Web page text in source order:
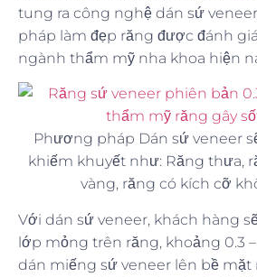
tung ra công nghệ dán sứ
pháp làm đẹp răng được đánh
ngành thẩm mỹ nha khoa hiện
Phương pháp Dán sứ veneer
khiếm khuyết như: Răng thưa,
vàng, răng có kích cỡ
Với dán sứ veneer, khách hàng
lớp mỏng trên răng, khoảng 0.3
dán miếng sứ veneer lên bề mặt